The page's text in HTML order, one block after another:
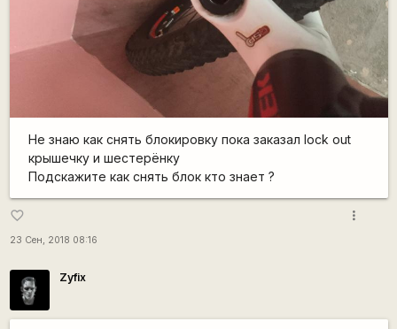
Не знаю как снять блокировку пока заказал lock out
крышечку и шестерёнку
Подскажите как снять блок кто знает ?
favorite_border
23 Сен, 2018 08:16
more_vert
Zyfix